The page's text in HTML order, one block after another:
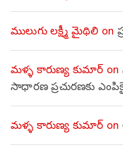
ములుగు లక్ష్మీ మైథిలి on
మళ్ళ కారుణ్య కుమార్ on
సాధారణ ప్రచురణకు
మళ్ళ కారుణ్య కుమార్ on